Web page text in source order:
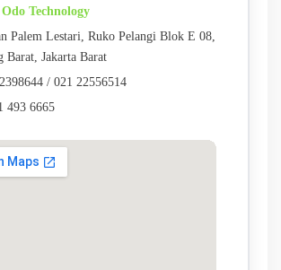
Technology
Palem Lestari, Ruko Pelangi Blok E 08,
Barat, Jakarta Barat
/ 021 22556514
493 6665